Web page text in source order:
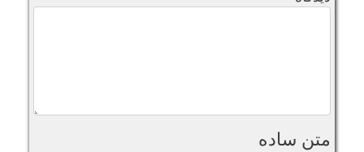
متن ساده